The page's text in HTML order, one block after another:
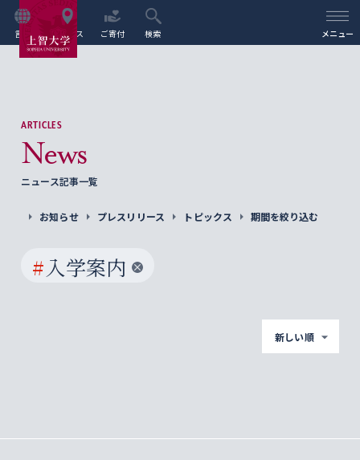
言語 アクセス ご寄付 検索 メニュー
ARTICLES
News
ニュース記事一覧
お知らせ プレスリリース トピックス 期間を絞り込む
#入学案内
新しい順